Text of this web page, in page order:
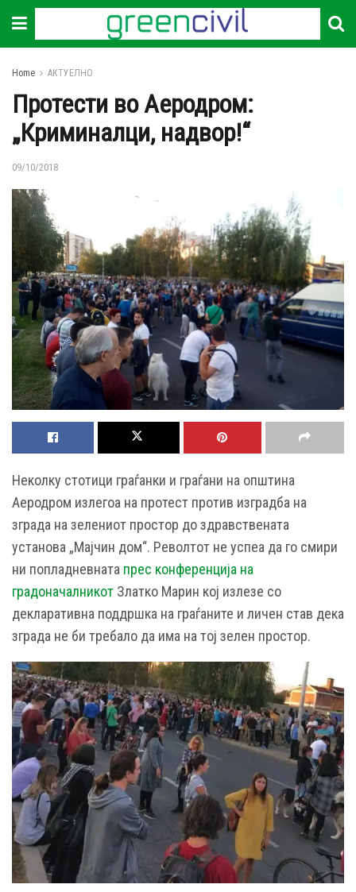
Home АКТУЕЛНО
Протести во Аеродром:
„Криминалци, надвор!“
09/10/2018
Неколку стотици граѓанки и граѓани на општина
Аеродром излегоа на протест против изградба на
зграда на зелениот простор до здравствената
установа „Мајчин дом“. Револтот не успеа да го смири
ни попладневната прес конференција на
градоначалникот Златко Марин кој излезе со
декларативна поддршка на граѓаните и личен став дека
зграда не би требало да има на тој зелен простор.